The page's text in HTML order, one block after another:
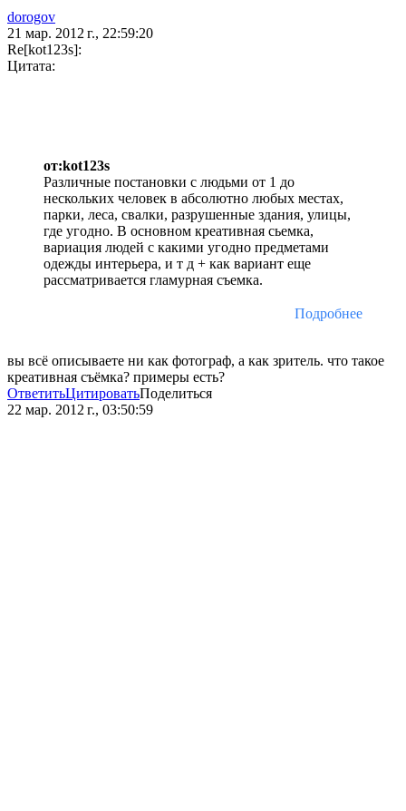
dorogov
21 мар. 2012 г., 22:59:20
Re[kot123s]:
Цитата:
от:kot123s
Различные постановки с людьми от 1 до
нескольких человек в абсолютно любых местах,
парки, леса, свалки, разрушенные здания, улицы,
где угодно. В основном креативная сьемка,
вариация людей с какими угодно предметами
одежды интерьера, и т д + как вариант еще
рассматривается гламурная съемка.
Подробнее
вы всё описываете ни как фотограф, а как зритель. что такое
креативная съёмка? примеры есть?
ОтветитьЦитироватьПоделиться
22 мар. 2012 г., 03:50:59